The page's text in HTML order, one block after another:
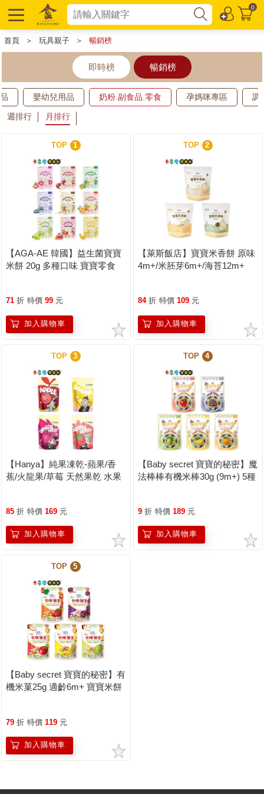
0
首頁 ＞ 玩具親子 ＞ 暢銷榜
即時榜 暢銷榜
嬰幼兒用品 奶粉.副食品.零食 孕媽咪專區 調
週排行 月排行
TOP 1
【AGA-AE 韓國】益生菌寶寶
米餅 20g 多種口味 寶寶零食
71 折 特價 99 元
加入購物車
TOP 2
【萊斯飯店】寶寶米香餅 原味
4m+/米胚芽6m+/海苔12m+
84 折 特價 109 元
加入購物車
TOP 3
【Hanya】純果凍乾-蘋果/香
蕉/火龍果/草莓 天然果乾 水果
85 折 特價 169 元
加入購物車
TOP 4
【Baby secret 寶寶的秘密】魔
法棒棒有機米棒30g (9m+) 5種
9 折 特價 189 元
加入購物車
TOP 5
【Baby secret 寶寶的秘密】有
機米菓25g 適齡6m+ 寶寶米餅
79 折 特價 119 元
加入購物車